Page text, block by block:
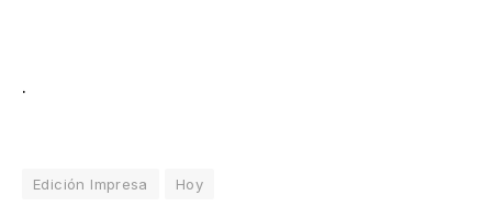
.
Edición Impresa Hoy